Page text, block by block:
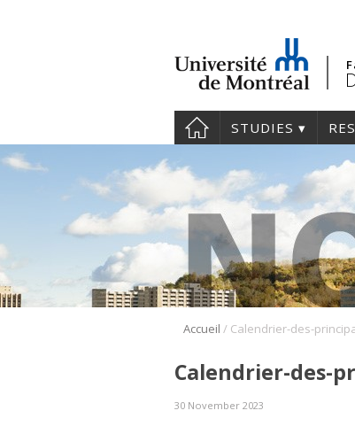
STUDIES
Accueil /
Calendrier-des-
30 November 2023